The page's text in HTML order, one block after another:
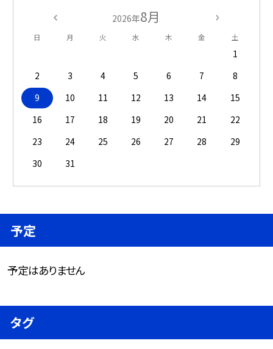
2026年8月
日 月 火 水 木 金 土
1
2
3 4 5 6 7
8
9
10 11 12 13 14
15
16
17 18 19 20 21
22
23
24 25 26 27 28
29
30
31
予定
予定はありません
タグ